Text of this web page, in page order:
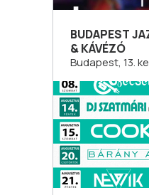
BUDAPEST
& KÁVÉZÓ
Budapest, 13.